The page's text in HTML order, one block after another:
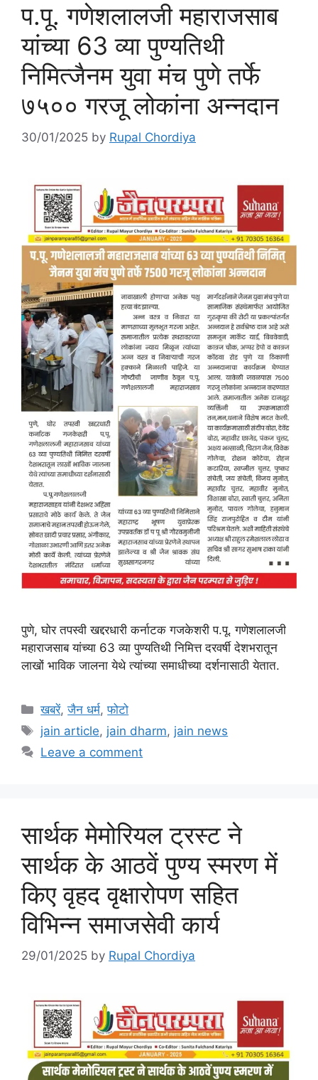
प.पू. गणेशलालजी महाराजसाब
यांच्या 63 व्या पुण्यतिथी
निमित्जैनम युवा मंच पुणे तर्फे
७५०० गरजू लोकांना अन्नदान
30/01/2025 by Rupal Chordiya
पुणे, घोर तपस्वी खद्दरधारी कर्नाटक गजकेशरी प.पू. गणेशलालजी
महाराजसाब यांच्या 63 व्या पुण्यतिथी निमित्त दरवर्षी देशभरातून
लाखों भाविक जालना येथे त्यांच्या समाधीच्या दर्शनासाठी येतात.
Categories
खबरें,जैन धर्म,फोटो
Tags
jain article, jain dharm, jain news
Leave a comment
सार्थक मेमोरियल ट्रस्ट ने
सार्थक के आठवें पुण्य स्मरण में
किए वृहद वृक्षारोपण सहित
विभिन्न समाजसेवी कार्य
29/01/2025 by Rupal Chordiya